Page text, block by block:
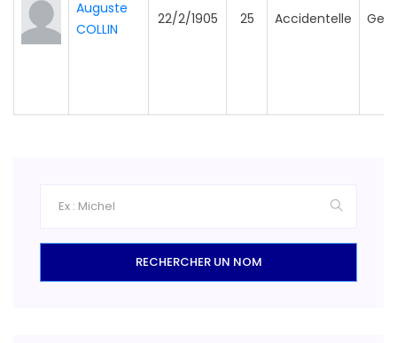
Auguste
COLLIN
22/2/1905 25 Accidentelle
RECHERCHER UN NOM